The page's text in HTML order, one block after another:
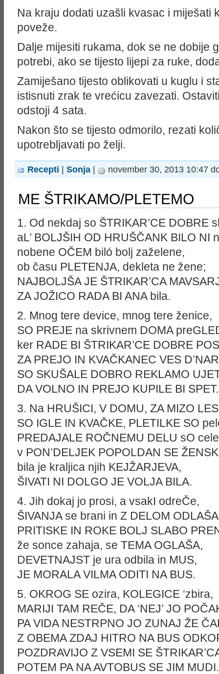
Na kraju dodati uzašli kvasac i miješati
poveže.
Dalje mijesiti rukama, dok se ne dobije
potrebi, ako se tijesto lijepi za ruke,
Zamiješano tijesto oblikovati u kuglu i
istisnuti zrak te vrećicu zavezati.
odstoji 4 sata.
Nakon što se tijesto odmorilo, rezati
upotrebljavati po želji.
Recepti Sonja november 30, 2013 10:47
ME ŠTRIKAMO/PLETEMO
1. Od nekdaj so ŠTRIKAR’CE DOBRE
aL’ BOLJŠIH OD HRUŠČANK BILO NI
nobene OČEM biló bolj zaželene,
ob času PLETENJA, dekleta ne žene;
NAJBOLJŠA JE ŠTRIKAR’CA
ZA JOŽICO RADA BI ANA bila.
2. Mnog tere device, mnog tere ženice,
SO PREJE na skrivnem DOMA
ker RADE BI ŠTRIKAR’CE DOBRE
ZA PREJO IN KVAČKANEC VES
SO SKUŠALE DOBRO REKLAMO
DA VOLNO IN PREJO KUPILE BI SPET.
3. Na HRUŠICI, V DOMU, ZA MIZO
SO IGLE IN KVAČKE, PLETILKE SO
PREDAJALE ROČNEMU DELU sO
v PON’DELJEK POPOLDAN SE
bila je kraljica njih KEJŽARJEVA,
ŠIVATI NI DOLGO JE VOLJA BILA.
4. Jih dokaj jo prosi, a vsakI odreČe,
ŠIVANJA se brani in Z DELOM
PRITISKE IN ROKE BOLJ SLABO
že sonce zahaja, se TEMA OGLAŠA,
DEVETNAJST je ura odbila in MUS,
JE MORALA VILMA ODITI NA BUS.
5. OKROG SE ozira, KOLEGICE ‘zbira,
MARIJI TAM REČE, DA ‘NEJ’ JO
PA VIDA NESTRPNO JO ZUNAJ ŽE
Z OBEMA ZDAJ HITRO NA BUS
POZDRAVIJO Z VSEMI SE
POTEM PA NA AVTOBUS SE JIM MUDI.